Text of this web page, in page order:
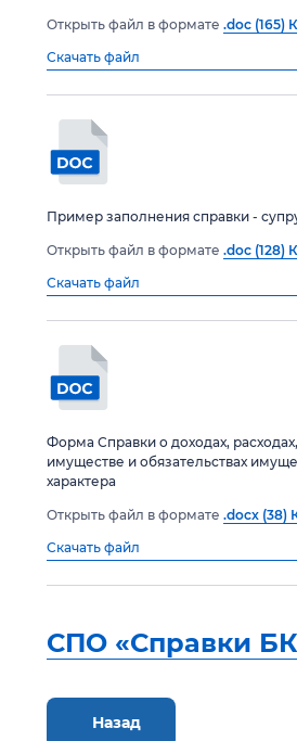
Открыть файл в формате .doc (165)
Скачать файл
Пример заполнения справки -
Открыть файл в формате .doc (128)
Скачать файл
Форма Справки о доходах,
имуществе и обязательствах
характера
Открыть файл в формате .docx (38)
Скачать файл
СПО «Справки
Назад